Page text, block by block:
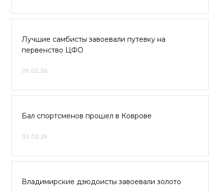
Лучшие самбисты завоевали путевку на
первенство ЦФО
09.02.26
Бал спортсменов прошел в Коврове
02.02.26
Владимирские дзюдоисты завоевали золото